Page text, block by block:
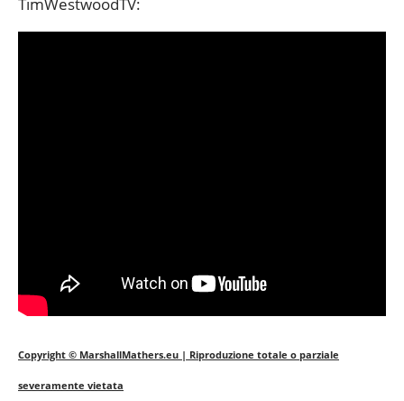
Copyright © MarshallMathers.eu | Riproduzione totale o parziale
severamente vietata